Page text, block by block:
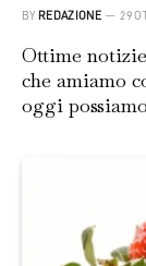
BY REDAZIONE 29
Ottime
che amiamo
oggi